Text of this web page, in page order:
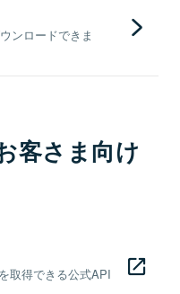
ンロードできま
客さま向け
取得できる公式API